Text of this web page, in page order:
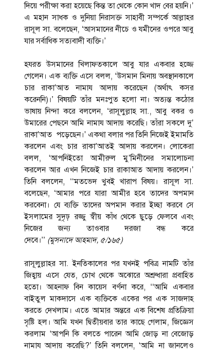
দিয়ে পরীক্ষা করা হয়েছে কিন্ত তা থেকে কোন খাদ বের হয়নি।’
এ মহান সাধক ও দুনিয়া নিরাসক্ত সাহাবী সম্পর্কে আল্লাহর
রাসূল সা. বলেছেন, ‘আসমানের নীচে ও যমীনের ওপরে আবু
যার সর্বাধিক সত্যবাদী ব্যক্তি।’
হযরত উসমানের খিলাফতকালে আবু যার একবার হজ্জে
গেলেন। এক ব্যক্তি এসে বলল, ‘উসমান মিনায় অবস্থানকালে
চার রাকা’আত নামায আদায় করেছেন (অর্থাৎ কসর
করেননি)।’ বিষয়টি তাঁর মনঃপুত হলো না। অত্যন্ত কঠোর
ভাষায় নিন্দা করে বললেন, ‘রাসূলুল্লাহ সা., আবু বকর ও
উমারের পেছনে আমি নামায আদায় করেছি। তাঁরা সকলে দু’
রাকা’আত পড়েছেন।’ একথা বলার পর তিনি নিজেই ইমামতি
করলেন এবং চার রাকা’আতই আদায় করলেন। লোকেরা
বলল, ‘আপনিইতো আমীরুল মু’মিনীনের সমালোচনা
করলেন আর এখন নিজেই চার রাকাআত আদায় করলেন।’
তিনি বললেন, ‘‘মতভেদ খুবই খারাপ বিষয়। রাসূল সা.
বলেছেন, ‘আমার পরে যারা আমীর হবে তাদের অপমান
করবেনা। যে ব্যক্তি তাদের অপমান করার ইচ্ছা করবে সে
ইসলামের সুদৃঢ় রজ্জু স্বীয় কাঁধ থেকে ছুড়ে ফেলবে এবং
নিজের জন্য তাওবার দরজা বন্ধ করে
দেবে।’’ (মুসনাদে আহমাদ, ৫/১৬৫)
রাসূলুল্লাহর সা. ইনতিকালের পর যখনই পবিত্র নামটি তাঁর
জিহ্বায় এসে যেত, চোখ থেকে অঝোরে অশ্রুধারা প্রবাহিত
হতো। আহনাফ বিন কায়েস বর্ণনা করে, ‘‘আমি একবার
বাইতুল মাকদাসে এক ব্যক্তিকে একের পর এক সাজদাহ
করতে দেখলাম। এতে আমার অন্তরে এক বিশেষ প্রতিক্রিয়া
সৃষ্টি হল। আমি যখন দ্বিতীয়বার তার কাছে গেলাম, জিজ্ঞেস
করলাম ‘আপনি কি বলতে পারেন আমি জোড় না বেজোড়
নামায আদায় করেছি?’ তিনি বললেন, ‘আমি না জানলেও